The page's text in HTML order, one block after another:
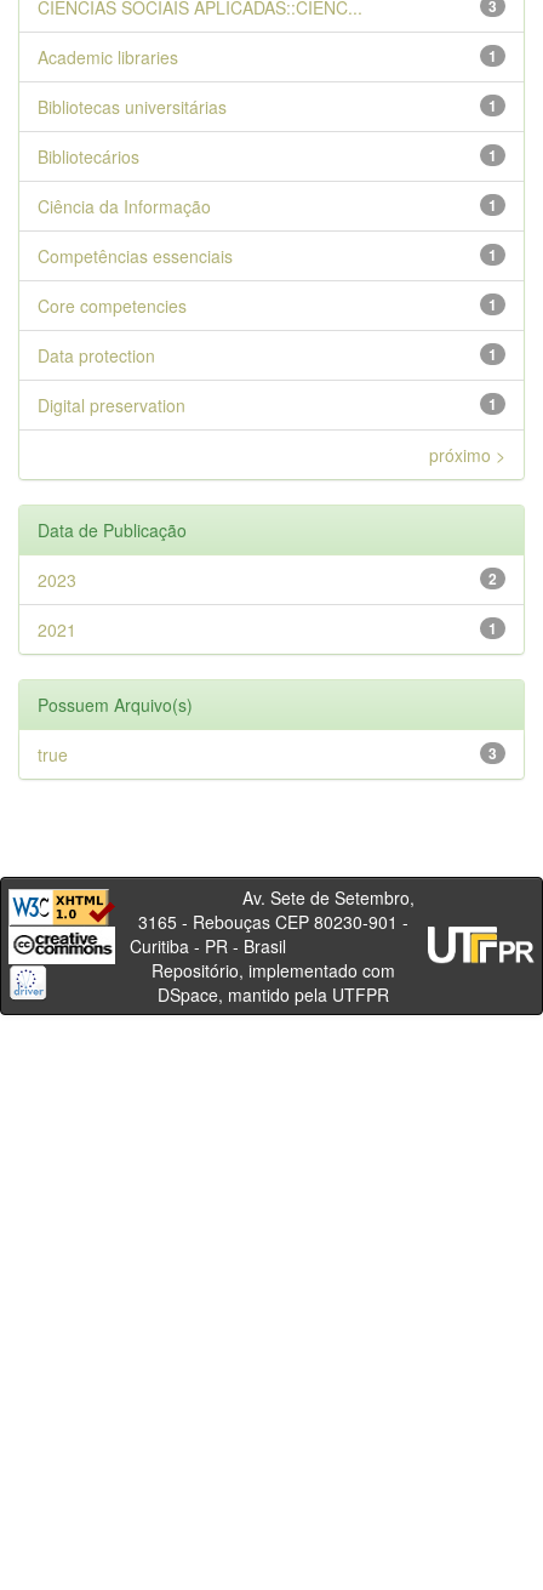
3
CIENCIAS SOCIAIS APLICADAS::CIENC...
1
Academic libraries
1
Bibliotecas universitárias
1
Bibliotecários
1
Ciência da Informação
1
Competências essenciais
1
Core competencies
1
Data protection
1
Digital preservation
próximo >
Data de Publicação
2
2023
1
2021
Possuem Arquivo(s)
3
true
Av. Sete de Setembro,
3165 - Rebouças CEP 80230-901 -
Curitiba - PR - Brasil
Repositório, implementado com
DSpace, mantido pela UTFPR